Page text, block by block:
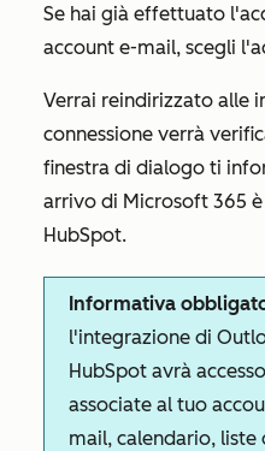
Se hai già effettuato
account e-mail, scegli
Verrai reindirizzato alle
connessione verrà
finestra di dialogo ti
arrivo di Microsoft 365
HubSpot.
Informativa
l'integrazione di
HubSpot avrà
associate al tuo
mail, calendario, liste